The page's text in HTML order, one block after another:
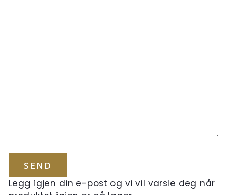
Legg igjen din e-post og vi vil varsle deg når